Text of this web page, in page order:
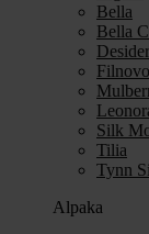
Bella
Bella
Filnovo
Silk
Tilia
Tynn
Alpaka